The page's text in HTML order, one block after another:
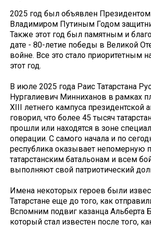
2025 год был объявлен
Владимиром Путиным Годом
Также этот год был памятным и
дате - 80-летие победы в Великой
войне. Все это стало приоритетным
этот год.
В июле 2025 года Раис Татарстана
Нургалиевич Минниханов в рамках
XIII летнего кампуса президентской
говорил, что более 45 тысяч
прошли или находятся в зоне
операции. С самого начала и по
республика оказывает непомерную
татарстанским батальонам и всем
выполняют свой патриотический
Имена некоторых героев были
Татарстане еще до того, как
Вспомним подвиг казанца Альберта
который стал известен после того,